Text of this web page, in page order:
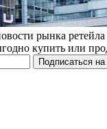
рынка ретейла
купить или